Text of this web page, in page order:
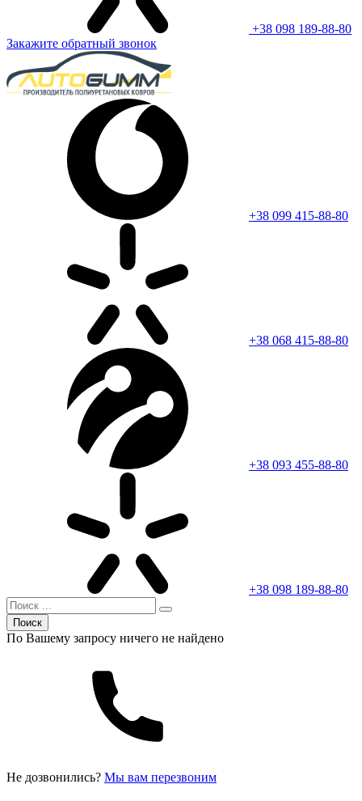
+38 098 189-88-80
Закажите обратный звонок
+38 099 415-88-80
+38 068 415-88-80
+38 093 455-88-80
+38 098 189-88-80
Поиск
По Вашему запросу ничего не найдено
Не дозвонились? Мы вам перезвоним